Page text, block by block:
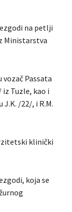
na petlji
Ministarstva
Passata
iz Tuzle, kao i
/22/, i R.M.
klinički
koja se